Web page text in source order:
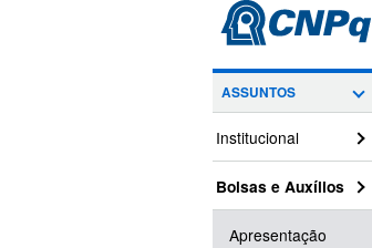
ASSUNTOS
Institucional
Bolsas e Auxílios
Apresentação